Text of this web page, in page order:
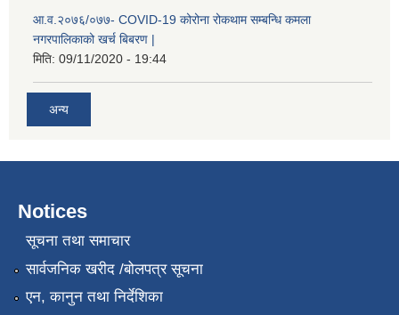
आ.व.२०७६/०७७- COVID-19 कोरोना रोकथाम सम्बन्धि कमला
नगरपालिकाको खर्च बिबरण |
मिति: 09/11/2020 - 19:44
अन्य
Notices
सूचना तथा समाचार
सार्वजनिक खरीद /बोलपत्र सूचना
एन, कानुन तथा निर्देशिका